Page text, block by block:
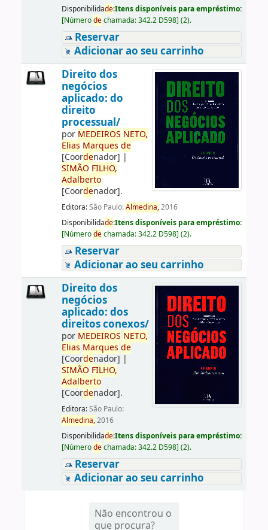
Disponibilidade:Itens disponíveis para empréstimo:
[Númerodechamada:342.2 D598] (2).
Reservar
Adicionar ao seu carrinho
Direito dos
negócios
aplicado: do
direito
processual/
por MEDEIROS NETO,
Elias Marques de
[Coordenador] |
SIMÃO FILHO,
Adalberto
[Coordenador].
Editora:São Paulo:Almedina,2016
Disponibilidade:Itens disponíveis para empréstimo:
[Númerodechamada:342.2 D598] (2).
Reservar
Adicionar ao seu carrinho
Direito dos
negócios
aplicado: dos
direitos conexos/
por MEDEIROS NETO,
Elias Marques de
[Coordenador] |
SIMÃO FILHO,
Adalberto
[Coordenador].
Editora:São Paulo:
Almedina,2016
Disponibilidade:Itens disponíveis para empréstimo:
[Númerodechamada:342.2 D598] (2).
Reservar
Adicionar ao seu carrinho
Não encontrou o
que procura?